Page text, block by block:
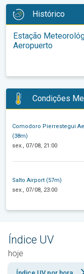
Histórico
Estação
Aeropuerto
Condições
Comodoro Pierrestegui
(38m)
sex., 07/08, 21:00
Salto Airport (57m)
sex., 07/08, 23:00
Índice UV
hoje